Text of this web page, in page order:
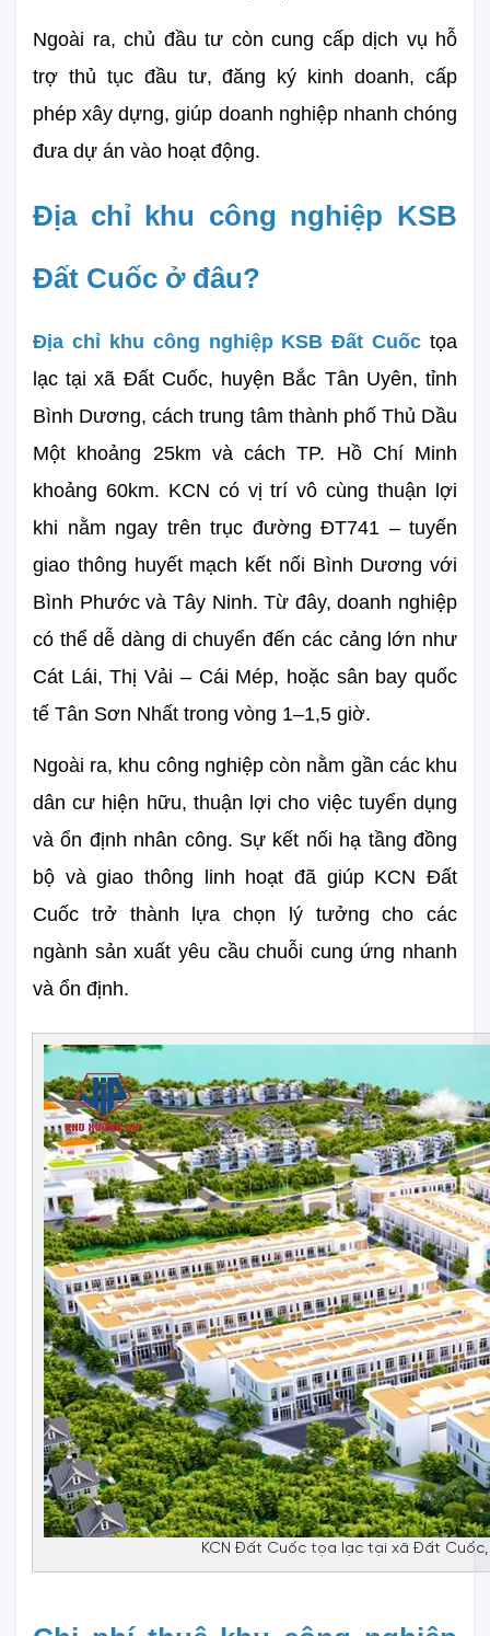
Ngoài ra, chủ đầu tư còn cung cấp dịch vụ hỗ
trợ thủ tục đầu tư, đăng ký kinh doanh, cấp
phép xây dựng, giúp doanh nghiệp nhanh chóng
đưa dự án vào hoạt động.
Địa chỉ khu công nghiệp KSB
Đất Cuốc ở đâu?
Địa chỉ khu công nghiệp KSB Đất Cuốc tọa
lạc tại xã Đất Cuốc, huyện Bắc Tân Uyên, tỉnh
Bình Dương, cách trung tâm thành phố Thủ Dầu
Một khoảng 25km và cách TP. Hồ Chí Minh
khoảng 60km. KCN có vị trí vô cùng thuận lợi
khi nằm ngay trên trục đường ĐT741 – tuyến
giao thông huyết mạch kết nối Bình Dương với
Bình Phước và Tây Ninh. Từ đây, doanh nghiệp
có thể dễ dàng di chuyển đến các cảng lớn như
Cát Lái, Thị Vải – Cái Mép, hoặc sân bay quốc
tế Tân Sơn Nhất trong vòng 1–1,5 giờ.
Ngoài ra, khu công nghiệp còn nằm gần các khu
dân cư hiện hữu, thuận lợi cho việc tuyển dụng
và ổn định nhân công. Sự kết nối hạ tầng đồng
bộ và giao thông linh hoạt đã giúp KCN Đất
Cuốc trở thành lựa chọn lý tưởng cho các
ngành sản xuất yêu cầu chuỗi cung ứng nhanh
và ổn định.
KCN Đất Cuốc tọa lạc tại xã Đất Cuốc,